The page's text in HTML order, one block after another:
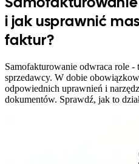
i jak usprawnić
faktur?
Samofakturowanie odwraca role
sprzedawcy. W dobie
odpowiednich uprawnień i
dokumentów. Sprawdź, jak to